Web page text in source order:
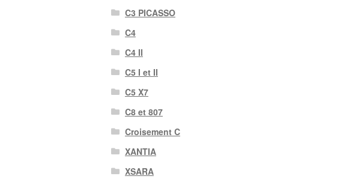
C3 PICASSO
C4
C4 II
C5 I et II
C5 X7
C8 et 807
Croisement C
XANTIA
XSARA